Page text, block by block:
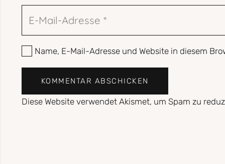
Name, E-Mail-Adresse und Website in diesem
KOMMENTAR ABSCHICKEN
Diese Website verwendet Akismet, um Spam zu